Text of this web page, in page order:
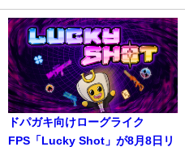
ドパガキ向けローグライク
FPS「Lucky Shot」が8月8日リ